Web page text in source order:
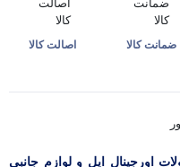
ضمانت کالا اصالت کالا
اورجینال اپل و لوازم جانبی